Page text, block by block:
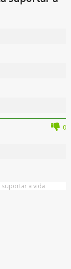
0
a vida